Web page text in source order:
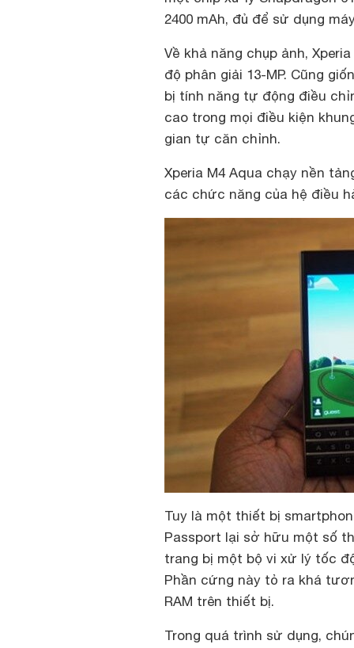
2400 mAh, đủ để sử dụng
Về khả năng chụp ảnh,
độ phân giải 13-MP. Cũng
bị tính năng tự động điều
cao trong mọi điều kiện
gian tự căn chỉnh.
Xperia M4 Aqua chạy nền
các chức năng của hệ điều
Tuy là một thiết bị
Passport lại sở hữu một số
trang bị một bộ vi xử lý tốc
Phần cứng này tỏ ra khá
RAM trên thiết bị.
Trong quá trình sử dụng,